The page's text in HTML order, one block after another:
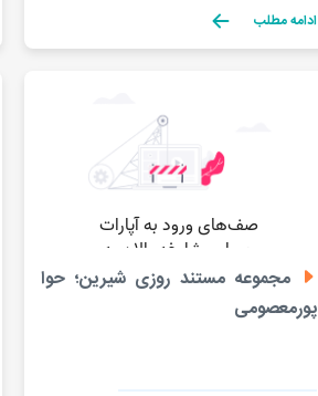
نیست، زندگی‌ای است که با دستانمان گره
ادامه مطلب
مجموعه مستند روزی شیرین؛ حوا
پورمعصومی